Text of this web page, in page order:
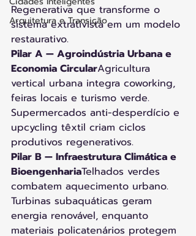
Arquitetura e Transição
Regenerativa que transforme o
sistema extrativista em um modelo
restaurativo.
Pilar A — Agroindústria Urbana e
Economia CircularAgricultura
vertical urbana integra coworking,
feiras locais e turismo verde.
Supermercados anti-desperdício e
upcycling têxtil criam ciclos
produtivos regenerativos.
Pilar B — Infraestrutura Climática e
BioengenhariaTelhados verdes
combatem aquecimento urbano.
Turbinas subaquáticas geram
energia renovável, enquanto
materiais policatenários protegem